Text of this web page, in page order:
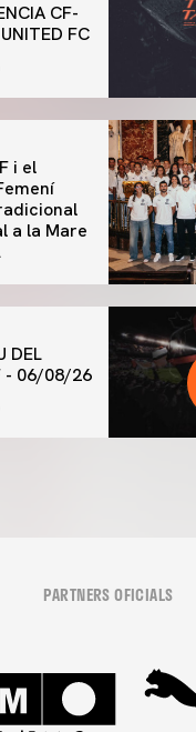
CF-
FC
i el
a la Mare
- 06/08/26
PARTNERS OFICIALS